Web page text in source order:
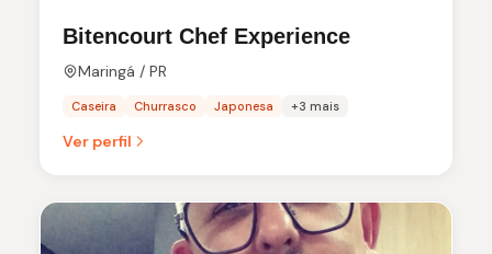
Bitencourt Chef Experience
Maringá / PR
Caseira Churrasco Japonesa +3 mais
Ver perfil